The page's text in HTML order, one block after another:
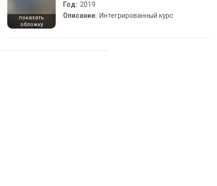
показать
обложку
Год: 2019
Описание: Интегрированный курс